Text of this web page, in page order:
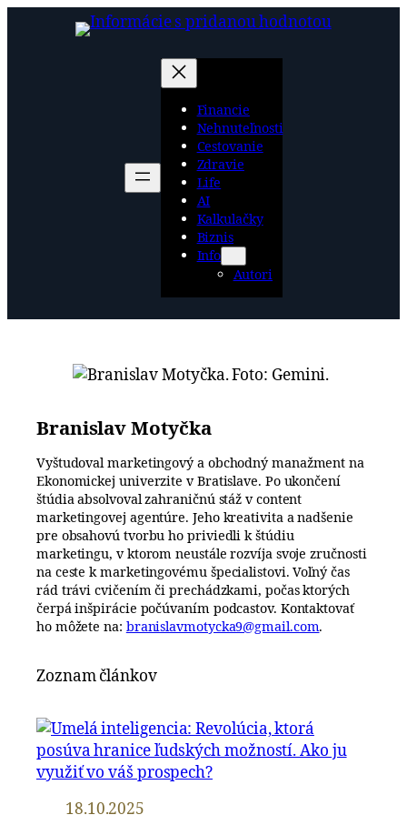
Financie
Nehnuteľnosti
Cestovanie
Zdravie
Life
AI
Kalkulačky
Biznis
Info
Autori
Branislav Motyčka
Vyštudoval marketingový a obchodný manažment na
Ekonomickej univerzite v Bratislave. Po ukončení
štúdia absolvoval zahraničnú stáž v content
marketingovej agentúre. Jeho kreativita a nadšenie
pre obsahovú tvorbu ho priviedli k štúdiu
marketingu, v ktorom neustále rozvíja svoje zručnosti
na ceste k marketingovému špecialistovi. Voľný čas
rád trávi cvičením či prechádzkami, počas ktorých
čerpá inšpirácie počúvaním podcastov. Kontaktovať
ho môžete na: branislavmotycka9@gmail.com.
Zoznam článkov
18.10.2025